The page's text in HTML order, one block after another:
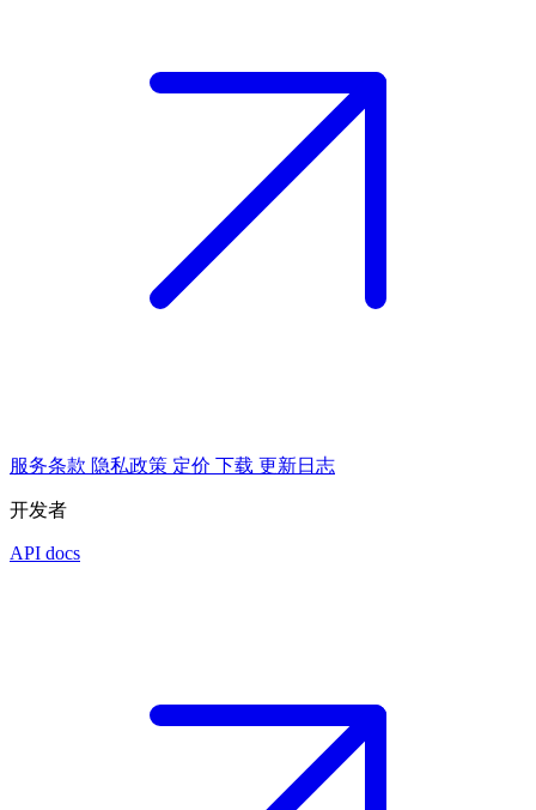
服务条款 隐私政策 定价 下载 更新日志
开发者
API docs